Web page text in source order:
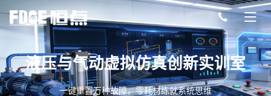
液压与气动虚拟仿真创新实训室
一键重置万种故障，零耗材练就系统思维